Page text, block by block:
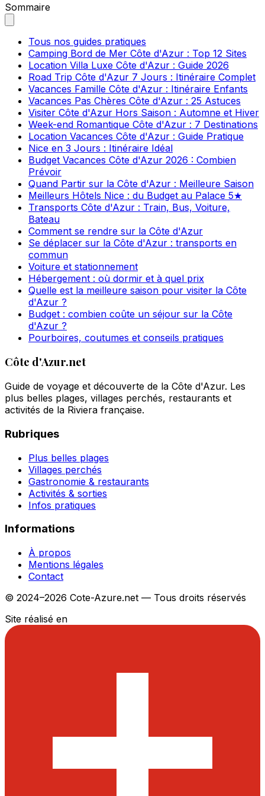
Sommaire
Tous nos guides pratiques
Camping Bord de Mer Côte d'Azur : Top 12 Sites
Location Villa Luxe Côte d'Azur : Guide 2026
Road Trip Côte d'Azur 7 Jours : Itinéraire Complet
Vacances Famille Côte d'Azur : Itinéraire Enfants
Vacances Pas Chères Côte d'Azur : 25 Astuces
Visiter Côte d'Azur Hors Saison : Automne et Hiver
Week-end Romantique Côte d'Azur : 7 Destinations
Location Vacances Côte d'Azur : Guide Pratique
Nice en 3 Jours : Itinéraire Idéal
Budget Vacances Côte d'Azur 2026 : Combien
Prévoir
Quand Partir sur la Côte d'Azur : Meilleure Saison
Meilleurs Hôtels Nice : du Budget au Palace 5★
Transports Côte d'Azur : Train, Bus, Voiture,
Bateau
Comment se rendre sur la Côte d'Azur
Se déplacer sur la Côte d'Azur : transports en
commun
Voiture et stationnement
Hébergement : où dormir et à quel prix
Quelle est la meilleure saison pour visiter la Côte
d'Azur ?
Budget : combien coûte un séjour sur la Côte
d'Azur ?
Pourboires, coutumes et conseils pratiques
Côte d'Azur.net
Guide de voyage et découverte de la Côte d'Azur. Les
plus belles plages, villages perchés, restaurants et
activités de la Riviera française.
Rubriques
Plus belles plages
Villages perchés
Gastronomie & restaurants
Activités & sorties
Infos pratiques
Informations
À propos
Mentions légales
Contact
© 2024–2026 Cote-Azure.net — Tous droits réservés
Site réalisé en